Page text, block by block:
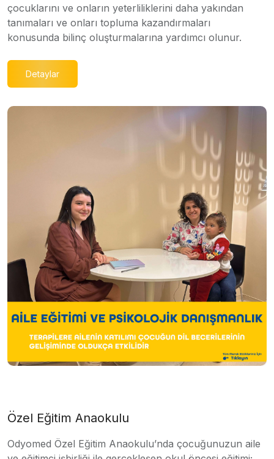
çocuklarını ve onların yeterliliklerini daha yakından
tanımaları ve onları topluma kazandırmaları
konusunda bilinç oluşturmalarına yardımcı olunur.
Detaylar
Özel Eğitim Anaokulu
Odyomed Özel Eğitim Anaokulu’nda çocuğunuzun aile